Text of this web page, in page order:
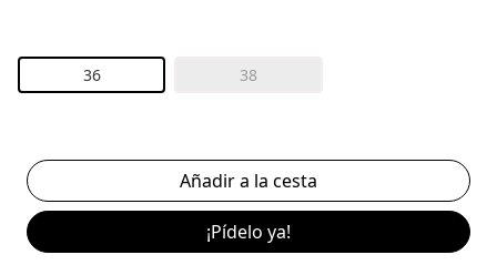
36 38
¡Pídelo ya!